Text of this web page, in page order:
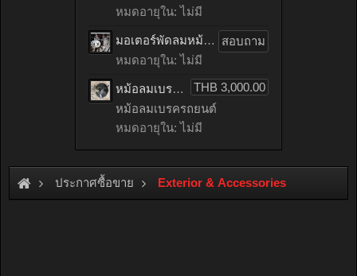
หมดอายุใน: ไม่มี
สอบถาม
มอเตอร์พัดลมหม้อน้ำรถยนต์ HONDA ACCORD เก่าญี่ปุ่น
หมดอายุใน: ไม่มี
THB 3,000.00
หม้อลมเบรครถยนต์ mitsubishi LANCER EX เก่าญี่ปุ่น
หม้อลมเบรครถยนต์
หมดอายุใน: ไม่มี
ประกาศซื้อขาย Exterior & Accessories